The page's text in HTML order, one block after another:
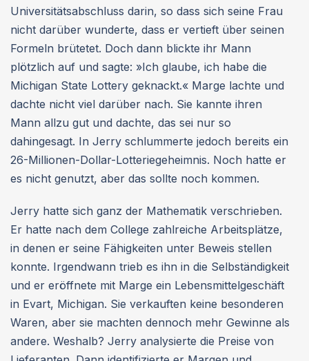
Universitätsabschluss darin, so dass sich seine Frau
nicht darüber wunderte, dass er vertieft über seinen
Formeln brütetet. Doch dann blickte ihr Mann
plötzlich auf und sagte: »Ich glaube, ich habe die
Michigan State Lottery geknackt.« Marge lachte und
dachte nicht viel darüber nach. Sie kannte ihren
Mann allzu gut und dachte, das sei nur so
dahingesagt. In Jerry schlummerte jedoch bereits ein
26-Millionen-Dollar-Lotteriegeheimnis. Noch hatte er
es nicht genutzt, aber das sollte noch kommen.
Jerry hatte sich ganz der Mathematik verschrieben.
Er hatte nach dem College zahlreiche Arbeitsplätze,
in denen er seine Fähigkeiten unter Beweis stellen
konnte. Irgendwann trieb es ihn in die Selbständigkeit
und er eröffnete mit Marge ein Lebensmittelgeschäft
in Evart, Michigan. Sie verkauften keine besonderen
Waren, aber sie machten dennoch mehr Gewinne als
andere. Weshalb? Jerry analysierte die Preise von